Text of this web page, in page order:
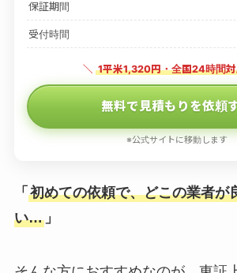
保証期間
受付時間
＼ 1平米1,320円・全国24時間
無料で見積もりを依頼
※公式サイトに移動します
「 初めての依頼で、どこの業者が
い…」